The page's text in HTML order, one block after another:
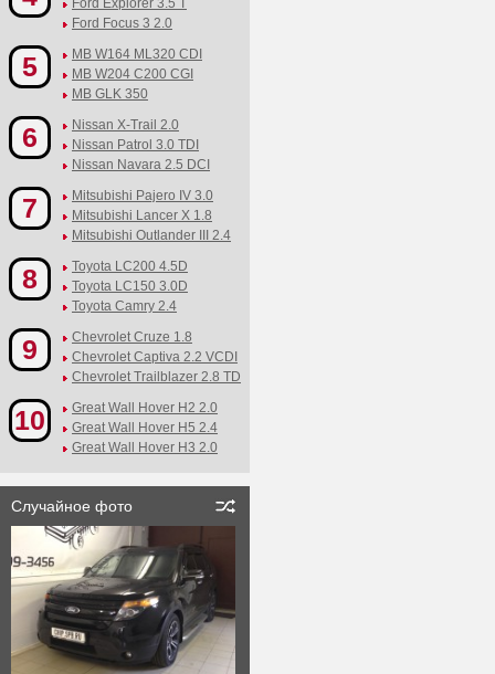
Ford Explorer 3.5 T
Ford Focus 3 2.0
5
MB W164 ML320 CDI
MB W204 C200 CGI
MB GLK 350
6
Nissan X-Trail 2.0
Nissan Patrol 3.0 TDI
Nissan Navara 2.5 DCI
7
Mitsubishi Pajero IV 3.0
Mitsubishi Lancer X 1.8
Mitsubishi Outlander III 2.4
8
Toyota LC200 4.5D
Toyota LC150 3.0D
Toyota Camry 2.4
9
Chevrolet Cruze 1.8
Chevrolet Captiva 2.2 VCDI
Chevrolet Trailblazer 2.8 TD
10
Great Wall Hover H2 2.0
Great Wall Hover H5 2.4
Great Wall Hover H3 2.0
Случайное фото